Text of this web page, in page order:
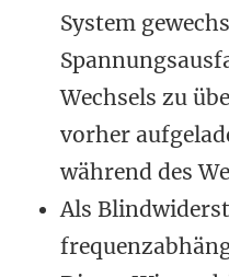
System
Wechsels zu
vorher
während des
Als